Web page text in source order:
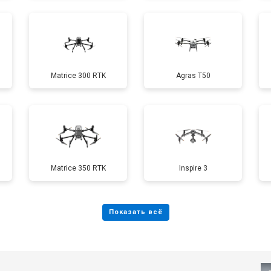
от 60 мин
от 50 мин
от 70 мин
Matrice 300 RTK Agras T50
Matrice 350 RTK Inspire 3